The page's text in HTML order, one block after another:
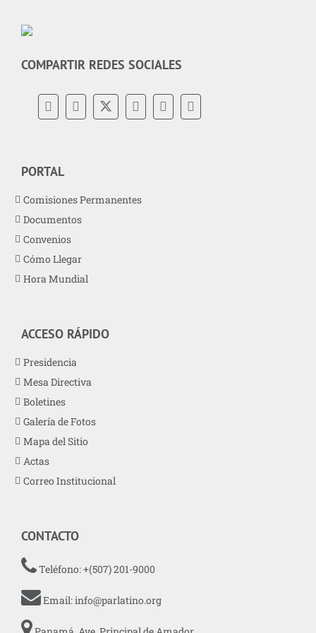
COMPARTIR REDES SOCIALES
PORTAL
Comisiones Permanentes
Documentos
Convenios
Cómo Llegar
Hora Mundial
ACCESO RÁPIDO
Presidencia
Mesa Directiva
Boletines
Galería de Fotos
Mapa del Sitio
Actas
Correo Institucional
CONTACTO
Teléfono: +(507) 201-9000
Email:info@parlatino.org